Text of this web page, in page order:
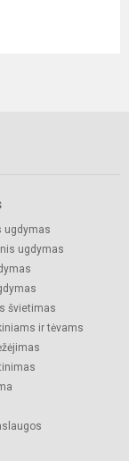
ugdymas
ugdymas
švietimas
ir tėvams